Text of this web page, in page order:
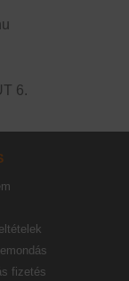
6.
fizetés